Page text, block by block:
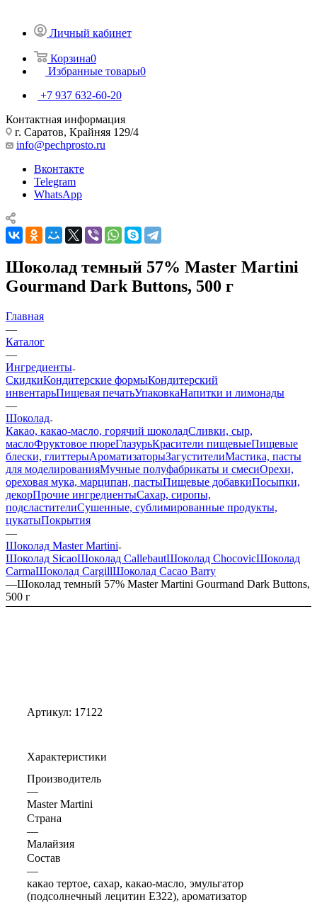
Личный кабинет
Корзина0
Избранные товары0
+7 937 632-60-20
Контактная информация
г. Саратов, Крайняя 129/4
info@pechprosto.ru
Вконтакте
Telegram
WhatsApp
Шоколад темный 57% Master Martini
Gourmand Dark Buttons, 500 г
Главная
—
Каталог
—
Ингредиенты
СкидкиКондитерские формыКондитерский
инвентарьПищевая печатьУпаковкаНапитки и лимонады
—
Шоколад
Какао, какао-масло, горячий шоколадСливки, сыр,
маслоФруктовое пюреГлазурьКрасители пищевыеПищевые
блески, глиттерыАроматизаторыЗагустителиМастика, пасты
для моделированияМучные полуфабрикаты и смесиОрехи,
ореховая мука, марципан, пастыПищевые добавкиПосыпки,
декорПрочие ингредиентыСахар, сиропы,
подсластителиСушенные, сублимированные продукты,
цукатыПокрытия
—
Шоколад Master Martini
Шоколад SicaoШоколад CallebautШоколад ChocovicШоколад
CarmaШоколад CargillШоколад Cacao Barry
—Шоколад темный 57% Master Martini Gourmand Dark Buttons,
500 г
Артикул: 17122
Характеристики
Производитель
—
Master Martini
Страна
—
Малайзия
Состав
—
какао тертое, сахар, какао-масло, эмульгатор
(подсолнечный лецитин E322), ароматизатор